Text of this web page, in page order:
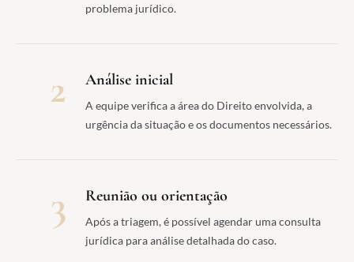
problema jurídico.
2 Análise inicial
A equipe verifica a área do Direito envolvida, a
urgência da situação e os documentos necessários.
3 Reunião ou orientação
Após a triagem, é possível agendar uma consulta
jurídica para análise detalhada do caso.